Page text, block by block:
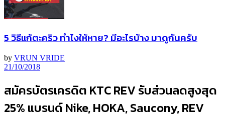
5 วิธีแก้ตะคริว ทำไงให้หาย? มีอะไรบ้าง มาดูกันครับ
by VRUN VRIDE
21/10/2018
สมัครบัตรเครดิต KTC REV รับส่วนลดสูงสุด
25% แบรนด์ Nike, HOKA, Saucony, REV